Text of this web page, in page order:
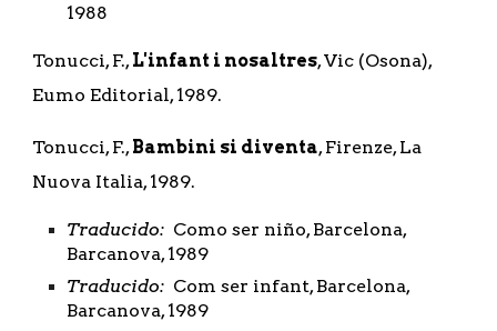
1988
Tonucci, F., L'infant i nosaltres, Vic (Osona),
Eumo Editorial, 1989.
Tonucci, F., Bambini si diventa, Firenze, La
Nuova Italia, 1989.
Traducido:
  Como ser niño, Barcelona,
Barcanova, 1989
Traducido:
  Com ser infant, Barcelona,
Barcanova, 1989